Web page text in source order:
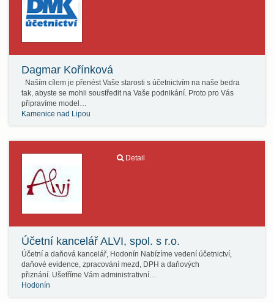
Dagmar Kořínková
Naším cílem je přenést Vaše starosti s účetnictvím na naše bedra
tak, abyste se mohli soustředit na Vaše podnikání. Proto pro Vás
připravíme model…
Kamenice nad Lipou
Detail
Účetní kancelář ALVI, spol. s r.o.
Účetní a daňová kancelář, Hodonín Nabízíme vedení účetnictví,
daňové evidence, zpracování mezd, DPH a daňových
přiznání. Ušetříme Vám administrativní…
Hodonín